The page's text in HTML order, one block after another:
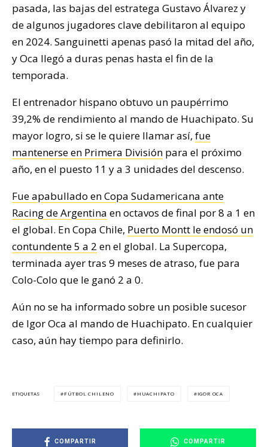
pasada, las bajas del estratega Gustavo Álvarez y
de algunos jugadores clave debilitaron al equipo
en 2024. Sanguinetti apenas pasó la mitad del año,
y Oca llegó a duras penas hasta el fin de la
temporada.
El entrenador hispano obtuvo un paupérrimo
39,2% de rendimiento al mando de Huachipato. Su
mayor logro, si se le quiere llamar así, fue
mantenerse en Primera División para el próximo
año, en el puesto 11 y a 3 unidades del descenso.
Fue apabullado en Copa Sudamericana ante
Racing de Argentina en octavos de final por 8 a 1 en
el global. En Copa Chile, Puerto Montt le endosó un
contundente 5 a 2 en el global. La Supercopa,
terminada ayer tras 9 meses de atraso, fue para
Colo-Colo que le ganó 2 a 0.
Aún no se ha informado sobre un posible sucesor
de Igor Oca al mando de Huachipato. En cualquier
caso, aún hay tiempo para definirlo.
ETIQUETAS FÚTBOL CHILENO HUACHIPATO IGOR OCA
COMPARTIR COMPARTIR